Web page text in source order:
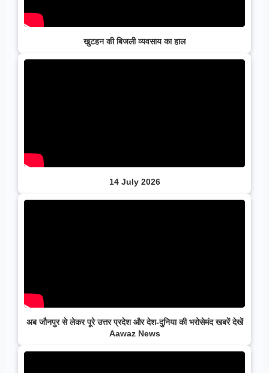
खुटहन की बिजली व्यवसाय का हाल
14 July 2026
अब जौनपुर से लेकर पूरे उत्तर प्रदेश और देश-दुनिया की भरोसेमंद खबरें देखें
Aawaz News